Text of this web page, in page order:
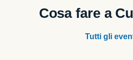
Cosa fare a
Tutti gli